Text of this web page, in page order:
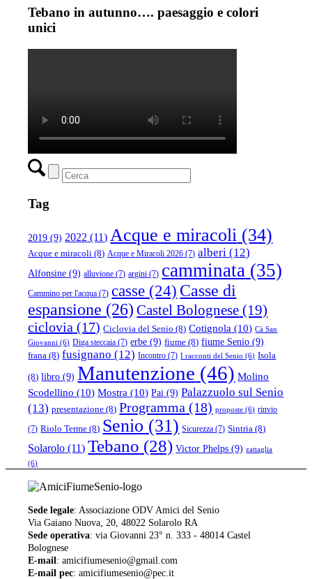
Tebano in autunno…. paesaggio e colori
unici
Tag
2019 (9) 2022 (11) Acque e miracoli (34)
Acque e miracoli (8) Acque e Miracoli 2026 (7) alberi (12)
Alfonsine (9) alluvione (7) argini (7) camminata (35)
Cammino per l'acqua (7) casse (24) Casse di
espansione (26) Castel Bolognese (19)
ciclovia (17) Ciclovia del Senio (8) Cotignola (10) Cà San
Giovanni (6) Diga steccaia (7) erbe (9) fiume (8) fiume Senio (9)
frana (8) fusignano (12) Incontro (7) I racconti del Senio (6) Isola
(8) libro (9) Manutenzione (46) Molino
Scodellino (10) Mostra (10) Pai (9) Palazzuolo sul Senio
(13) presentazione (8) Programma (18) proposte (6) rinvio
(7) Riolo Terme (8) Senio (31) Sicurezza (7) Sintria (8)
Solarolo (11) Tebano (28) Victor Phelps (9) zattaglia
(6)
Sede legale: Associazione ODV Amici del Senio
Via Gaiano Nuova, 20, 48022 Solarolo RA
Sede operativa: via Giovanni 23° n. 333 - 48014 Castel
Bolognese
E-mail: amicifiumesenio@gmail.com
E-mail pec: amicifiumesenio@pec.it